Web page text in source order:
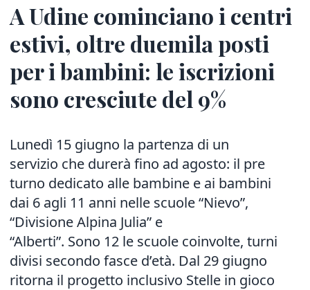
A Udine cominciano i centri
estivi, oltre duemila posti
per i bambini: le iscrizioni
sono cresciute del 9%
Lunedì 15 giugno la partenza di un
servizio che durerà fino ad agosto: il pre
turno dedicato alle bambine e ai bambini
dai 6 agli 11 anni nelle scuole “Nievo”,
“Divisione Alpina Julia” e
“Alberti”. Sono 12 le scuole coinvolte, turni
divisi secondo fasce d’età. Dal 29 giugno
ritorna il progetto inclusivo Stelle in gioco